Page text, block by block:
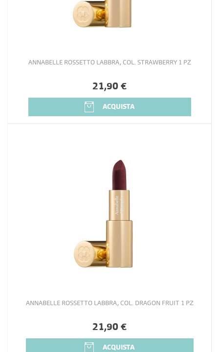
ANNABELLE ROSSETTO LABBRA, COL. STRAWBERRY 1 PZ
21,90 €
ACQUISTA
ANNABELLE ROSSETTO LABBRA, COL. DRAGON FRUIT 1 PZ
21,90 €
ACQUISTA